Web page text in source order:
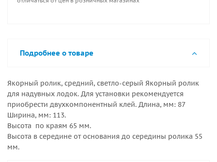
Подробнее о товаре
Якорный ролик, средний, светло-серый Якорный ролик
для надувных лодок. Для установки рекомендуется
приобрести двухкомпонентный клей. Длина, мм: 87
Ширина, мм: 113.
Высота по краям 65 мм.
Высота в середине от основания до середины ролика 55
мм.